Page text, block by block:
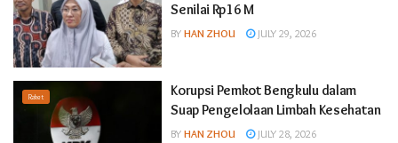
Senilai Rp16 M
BY HAN ZHOU JULY 29, 2026
Raket
Korupsi Pemkot Bengkulu dalam
Suap Pengelolaan Limbah Kesehatan
BY HAN ZHOU JULY 28, 2026